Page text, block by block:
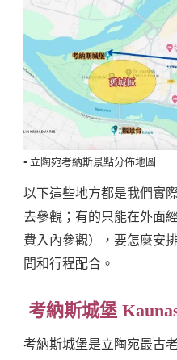
▪️ 立陶宛考納斯景點分佈地圖
以下這些地方都是我們實
去參觀；有的只能在外面
費入內參觀），要怎麼安
間和行程配合。
考納斯城堡
考納斯城堡是立陶宛最古